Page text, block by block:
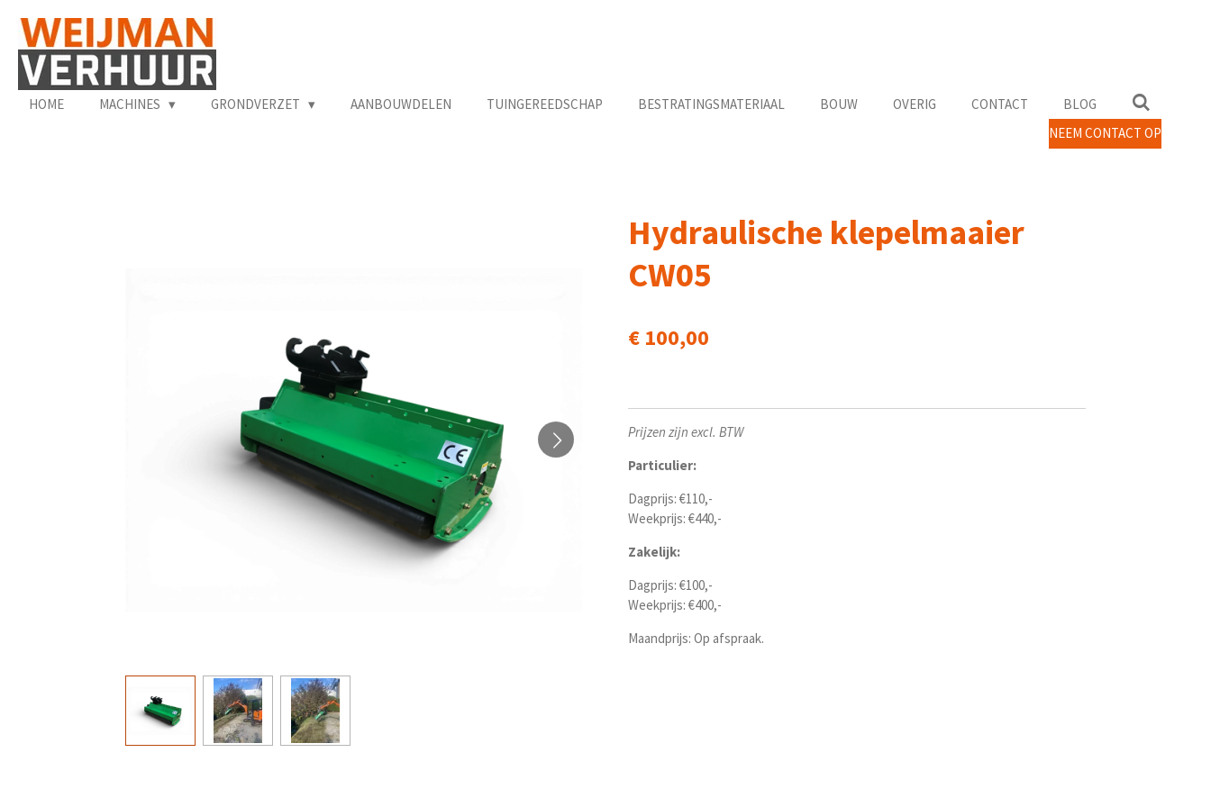
Ga
direct
naar
hoofdinhoud
HOME MACHINES GRONDVERZET AANBOUWDELEN TUINGEREEDSCHAP BESTRATINGSMATERIAAL BOUW OVERIG CONTACT
BLOG
NEEM CONTACT OP
Hydraulische klepelmaaier
CW05
€ 100,00
Prijzen zijn excl. BTW
Particulier:
Dagprijs: €110,-
Weekprijs: €440,-
Zakelijk:
Dagprijs: €100,-
Weekprijs: €400,-
Maandprijs: Op afspraak.